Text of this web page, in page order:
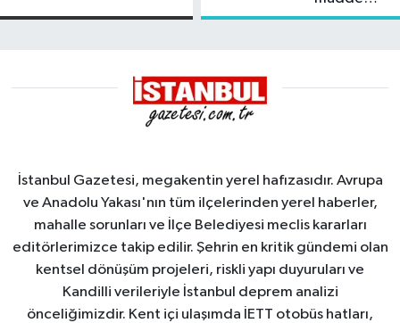
operasyonu
İstanbul Gazetesi, megakentin yerel hafızasıdır. Avrupa
ve Anadolu Yakası'nın tüm ilçelerinden yerel haberler,
mahalle sorunları ve İlçe Belediyesi meclis kararları
editörlerimizce takip edilir. Şehrin en kritik gündemi olan
kentsel dönüşüm projeleri, riskli yapı duyuruları ve
Kandilli verileriyle İstanbul deprem analizi
önceliğimizdir. Kent içi ulaşımda İETT otobüs hatları,